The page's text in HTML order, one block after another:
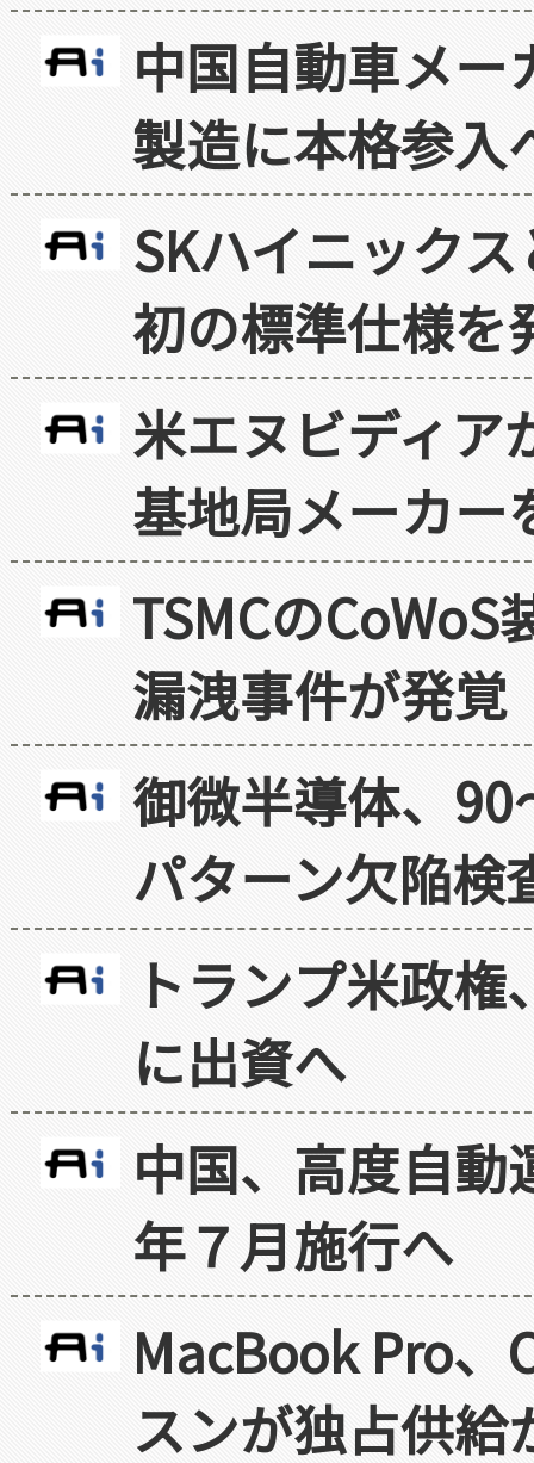
中国自動車メ
製造に本格参入
SKハイニック
初の標準仕様を
米エヌビディア
基地局メーカー
TSMCの
漏洩事件が発覚
御微半導体、
パターン欠陥検
トランプ米政
に出資へ
中国、高度自
年７月施行へ
MacBook Pro
スンが独占供給